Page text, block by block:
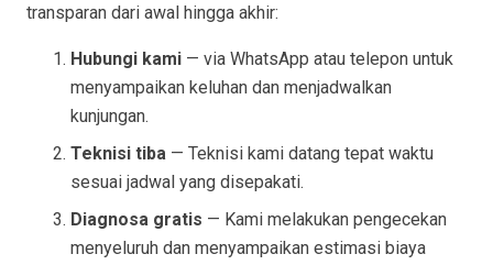
transparan dari awal hingga akhir:
Hubungi kami — via WhatsApp atau telepon untuk
menyampaikan keluhan dan menjadwalkan
kunjungan.
Teknisi tiba — Teknisi kami datang tepat waktu
sesuai jadwal yang disepakati.
Diagnosa gratis — Kami melakukan pengecekan
menyeluruh dan menyampaikan estimasi biaya